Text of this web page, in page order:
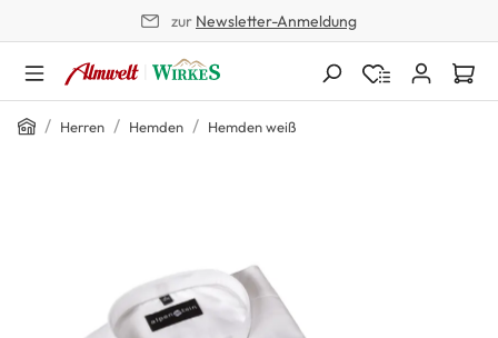
zur Newsletter-Anmeldung
Home
/ Herren / Hemden / Hemden weiß